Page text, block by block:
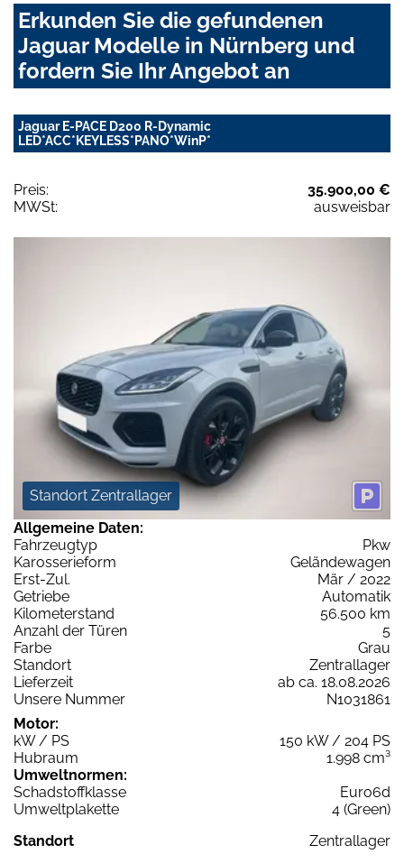
Erkunden Sie die gefundenen
Jaguar Modelle in Nürnberg und
fordern Sie Ihr Angebot an
Jaguar E-PACE D200 R-Dynamic
LED*ACC*KEYLESS*PANO*WinP*
Preis:
35.900,00 €
MWSt:
ausweisbar
Standort Zentrallager
Allgemeine Daten:
Fahrzeugtyp
Pkw
Karosserieform
Geländewagen
Erst-Zul.
Mär / 2022
Getriebe
Automatik
Kilometerstand
56.500 km
Anzahl der Türen
5
Farbe
Grau
Standort
Zentrallager
Lieferzeit
ab ca. 18.08.2026
Unsere Nummer
N1031861
Motor:
kW / PS
150 kW / 204 PS
Hubraum
1.998 cm³
Umweltnormen:
Schadstoffklasse
Euro6d
Umweltplakette
4 (Green)
Standort
Zentrallager